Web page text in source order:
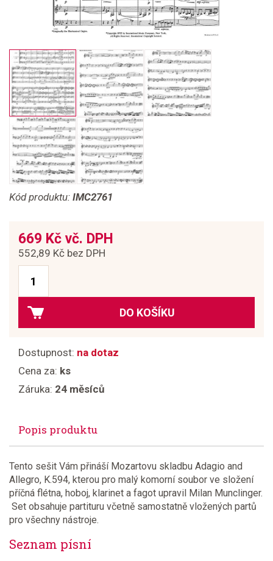
Kód produktu: IMC2761
669 Kč vč. DPH
552,89 Kč bez DPH
DO KOŠÍKU
Dostupnost: na dotaz
Cena za: ks
Záruka: 24 měsíců
Popis produktu
Tento sešit Vám přináší Mozartovu skladbu Adagio and
Allegro, K.594, kterou pro malý komorní soubor ve složení
příčná flétna, hoboj, klarinet a fagot upravil Milan Munclinger.
Set obsahuje partituru včetně samostatně vložených partů
pro všechny nástroje.
Seznam písní